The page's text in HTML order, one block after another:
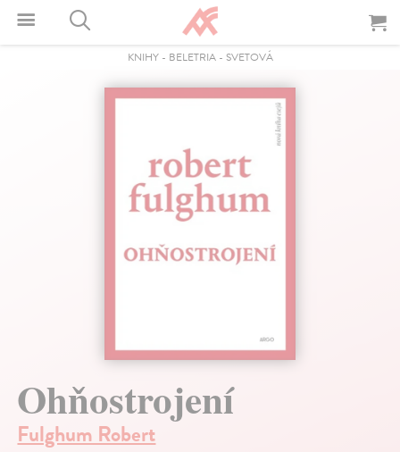
KNIHY- BELETRIA- SVETOVÁ
Ohňostrojení
Fulghum Robert